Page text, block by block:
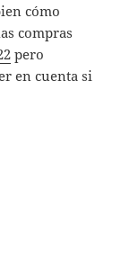
cómo
compras
pero
en cuenta si